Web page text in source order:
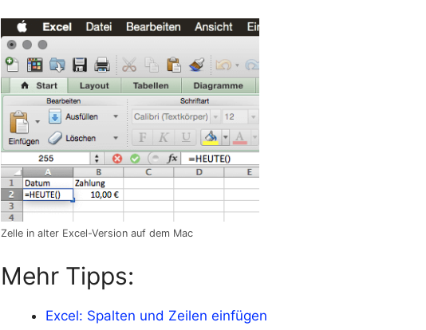
Zelle in alter Excel-Version auf dem Mac
Mehr Tipps:
Excel: Spalten und Zeilen einfügen